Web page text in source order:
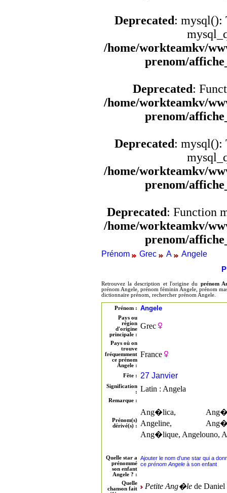
Deprecated: mysql():
/home/workteamkv/
prenom/
Deprecated:
/home/workteamkv/
prenom/
Deprecated: mysql():
/home/workteamkv/
prenom/
Deprecated: Function
/home/workteamkv/
prenom/
Prénom Grec A Angele
Retrouvez la description et l'origine du prénom
prénom Angele, prénom féminin Angele, prénom
dictionnaire prénom, rechercher prénom Angele.
Prénom : Angele
Pays ou
région
d'origine
principale :
Grec
Pays où on
trouve
fréquemment
ce prénom
Angele :
France
Fête : 27 Janvier
Signification
:
Latin : Angela
Remarque :
Prénom(s)
dérivé(s) :
Ang�lica,
Angeline,
Ang�lique, Angelouno,
Quelle star a
prénommé
son enfant
Angele ? :
Ajouter le nom d'une star qui a
ce prénom Angeleà son enfant
Quelle
chanson fait
Petite Ang�lede Daniel